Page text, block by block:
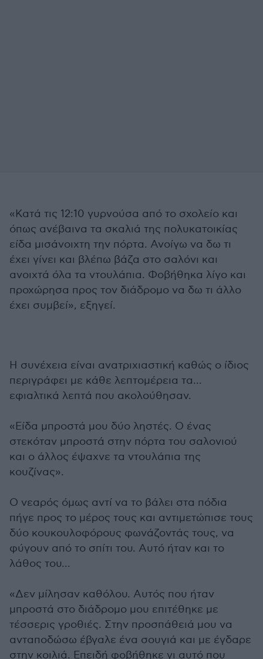
«Κατά τις 12:10 γυρνούσα από το σχολείο και
όπως ανέβαινα τα σκαλιά της πολυκατοικίας
είδα μισάνοιχτη την πόρτα. Ανοίγω να δω τι
έχει γίνει και βλέπω βάζα στο σαλόνι και
ανοιχτά όλα τα ντουλάπια. Φοβήθηκα λίγο και
προχώρησα προς τον διάδρομο να δω τι άλλο
έχει συμβεί», εξηγεί.
Η συνέχεια είναι ανατριχιαστική καθώς ο ίδιος
περιγράφει με κάθε λεπτομέρεια τα...
εφιαλτικά λεπτά που ακολούθησαν.
«Είδα μπροστά μου δύο ληστές. Ο ένας
στεκόταν μπροστά στην πόρτα του σαλονιού
και ο άλλος έψαχνε τα ντουλάπια της
κουζίνας».
Ο νεαρός όμως αντί να το βάλει στα πόδια
πήγε προς το μέρος τους και αντιμετώπισε τους
δύο κουκουλοφόρους φωνάζοντάς τους, να
φύγουν από το σπίτι του. Αυτό ήταν και το
λάθος του...
«Δεν μίλησαν καθόλου. Αυτός που ήταν
μπροστά στο διάδρομο μου επιτέθηκε με
τέσσερις γροθιές. Στην προσπάθειά μου να
ανταποδώσω έβγαλε ένα σουγιά και με έγδαρε
στην κοιλιά. Επειδή φοβήθηκε γι αυτό που